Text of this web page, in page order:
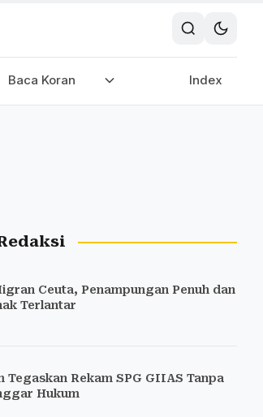
Baca Koran Index
Ceuta, Penampungan Penuh dan
Terlantar
Tegaskan Rekam SPG GIIAS Tanpa
Hukum